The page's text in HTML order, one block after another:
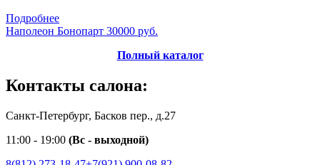
Подробнее
Наполеон Бонопарт 30000 руб.
Полный каталог
Контакты салона:
Санкт-Петербург, Басков пер., д.27
11:00 - 19:00 (Вс - выходной)